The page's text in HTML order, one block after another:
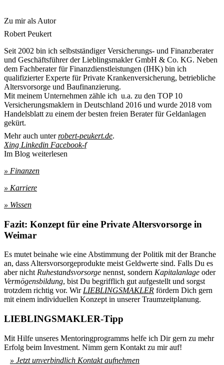
Zu mir als Autor
Robert Peukert
Seit 2002 bin ich selbstständiger Versicherungs- und Finanzberater
und Geschäftsführer der Lieblingsmakler GmbH & Co. KG. Neben
dem Fachberater für Finanzdienstleistungen (IHK) bin ich
qualifizierter Experte für Private Krankenversicherung, betriebliche
Altersvorsorge und Baufinanzierung.
Mit meinem Unternehmen zähle ich u.a. zu den TOP 10
Versicherungsmaklern in Deutschland 2016 und wurde 2018 vom
Handelsblatt zu einem der besten freien Berater für Geldanlagen
gekürt.
Mehr auch unterrobert-peukert.de.
Xing Linkedin Facebook-f
Im Blog weiterlesen
» Finanzen
» Karriere
» Wissen
Fazit: Konzept für eine Private Altersvorsorge in
Weimar
Es mutet beinahe wie eine Abstimmung der Politik mit der Branche
an, dass Altersvorsorgeprodukte meist Geldwerte sind. Falls Du es
aber nicht Ruhestandsvorsorge nennst, sondern Kapitalanlage oder
Vermögensbildung, bist Du begrifflich gut aufgestellt und sorgst
trotzdem richtig vor. Wir LIEBLINGSMAKLER fördern Dich gern
mit einem individuellen Konzept in unserer Traumzeitplanung.
LIEBLINGSMAKLER-Tipp
Mit Hilfe unseres Mentoringprogramms helfe ich Dir gern zu mehr
Erfolg beim Investment. Nimm gern Kontakt zu mir auf!
» Jetzt unverbindlich Kontakt aufnehmen